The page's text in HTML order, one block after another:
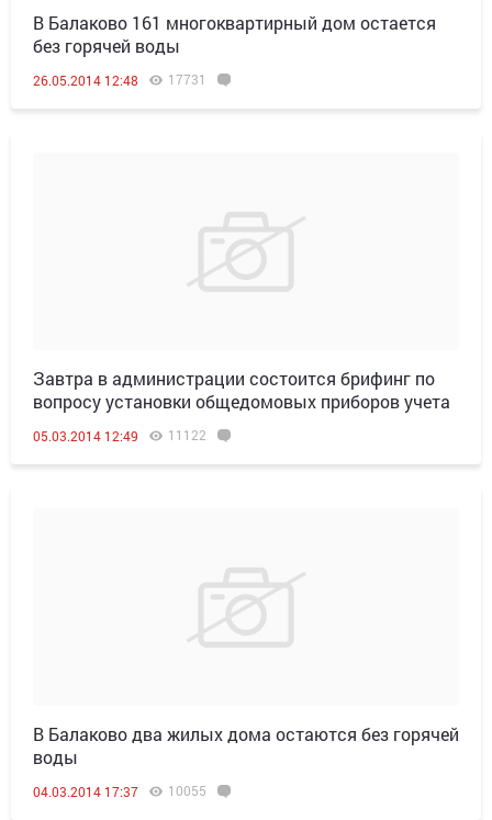
В Балаково 161 многоквартирный дом остается
без горячей воды
26.05.2014 12:48 17731
Завтра в администрации состоится брифинг по
вопросу установки общедомовых приборов учета
05.03.2014 12:49 11122
В Балаково два жилых дома остаются без горячей
воды
04.03.2014 17:37 10055